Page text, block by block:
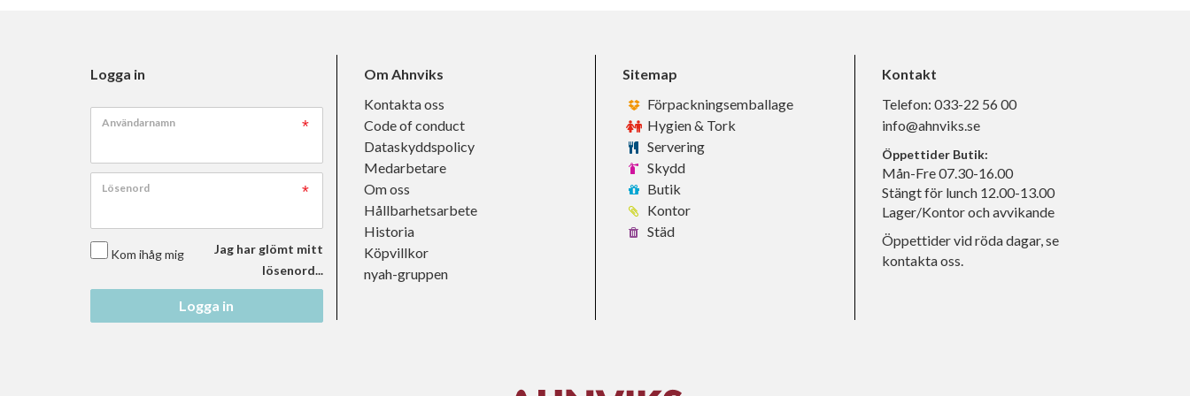
Logga in
Användarnamn
Lösenord
Kom ihåg mig
Jag har glömt mitt
lösenord...
Logga in
Om Ahnviks
Kontakta oss
Code of conduct
Dataskyddspolicy
Medarbetare
Om oss
Hållbarhetsarbete
Historia
Köpvillkor
nyah-gruppen
Sitemap
Förpackningsemballage
Hygien & Tork
Servering
Skydd
Butik
Kontor
Städ
Kontakt
Telefon: 033-22 56 00
info@ahnviks.se
Öppettider Butik:
Mån-Fre 07.30-16.00
Stängt för lunch 12.00-13.00
Lager/Kontor och avvikande
Öppettider vid röda dagar, se
kontakta oss.